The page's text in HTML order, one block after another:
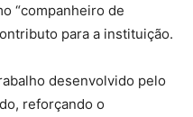
“companheiro de
para a instituição.
desenvolvido pelo
reforçando o